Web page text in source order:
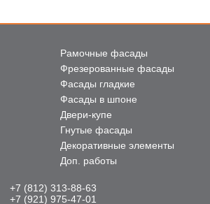
Рамочные фасады
Фрезерованные фасады
Фасады гладкие
Фасады в шпоне
Двери-купе
Гнутые фасады
Декоративные элементы
Доп. работы
+7 (812) 313-88-63
+7 (921) 975-47-01